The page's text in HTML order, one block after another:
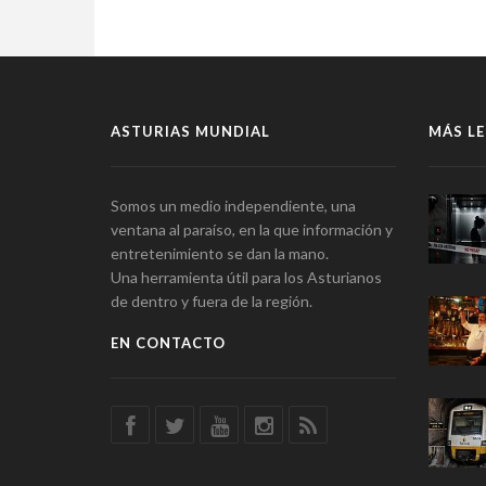
ASTURIAS MUNDIAL
Somos un medio independiente, una
ventana al paraíso, en la que información y
entretenimiento se dan la mano.
Una herramienta útil para los Asturianos
de dentro y fuera de la región.
EN CONTACTO
MÁS